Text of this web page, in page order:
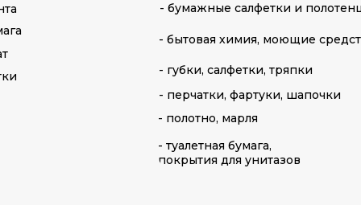
- бумажные салфетки и
- бытовая химия, моющие
- губки, салфетки, тряпки
- перчатки, фартуки, шапочки
- полотно, марля
- туалетная бумага,
покрытия для унитазов